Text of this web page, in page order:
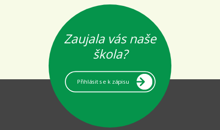
Zaujala vás naše
škola?
Přihlásit se k zápisu